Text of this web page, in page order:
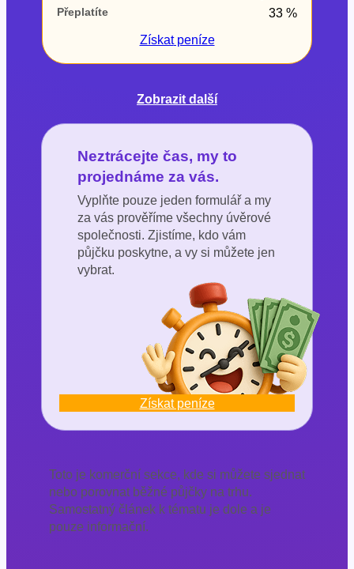
Přeplatíte
33 %
Získatpeníze
Zobrazit další
Neztrácejte čas, my to
projednáme za vás.
Vyplňte pouze jeden formulář a my
za vás prověříme všechny úvěrové
společnosti. Zjistíme, kdo vám
půjčku poskytne, a vy si můžete jen
vybrat.
Získat peníze
Toto je komerční sekce, kde si můžete sjednat
nebo porovnat běžné půjčky na trhu.
Samostatný článek k tématu je dole a je
pouze informační.